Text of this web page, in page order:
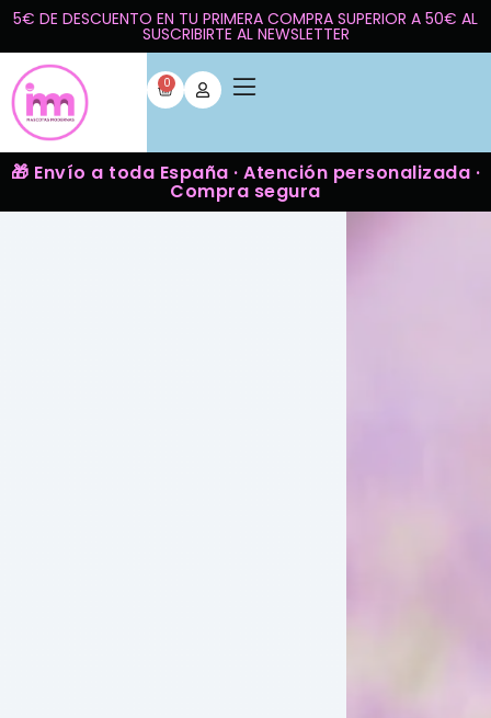
5€ DE DESCUENTO EN TU PRIMERA COMPRA SUPERIOR A 50€ AL
SUSCRIBIRTE AL NEWSLETTER
0
🎁 Envío a toda España · Atención personalizada ·
Compra segura